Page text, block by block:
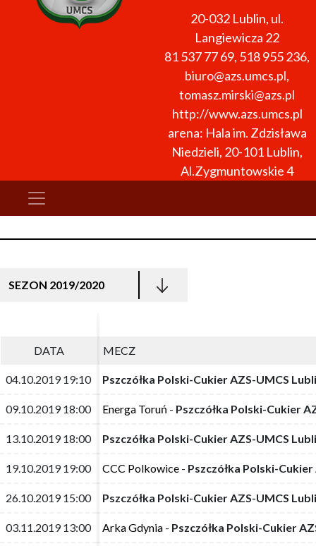
20-032 Lublin, ul.
Langiewicza 22
81 537 77 69, 518 955 236,
biuro@azs.umcs.pl,
tomasz.mirski@azs.pl
http://www.azs.umcs.pl
arena: Hala im. Zdzisława
Niedzieli, 20-101 Lublin,
Al.Zygmuntowskie 4
SEZON 2019/2020
DATA MECZ
04.10.2019 19:10 Pszczółka Polski-Cukier AZS-UMCS
09.10.2019 18:00 Energa Toruń - Pszczółka Polski-Cukier
13.10.2019 18:00 Pszczółka Polski-Cukier AZS-UMCS
19.10.2019 19:00 CCC Polkowice - Pszczółka Polski-
26.10.2019 15:00 Pszczółka Polski-Cukier AZS-UMCS
03.11.2019 13:00 Arka Gdynia - Pszczółka Polski-Cukier
DATA MECZ
04.10.2019 19:10 Pszczółka Polski-Cukier AZS-UMCS
09.10.2019 18:00 Energa Toruń - Pszczółka Polski-Cukier
13.10.2019 18:00 Pszczółka Polski-Cukier AZS-UMCS
19.10.2019 19:00 CCC Polkowice - Pszczółka Polski-
26.10.2019 15:00 Pszczółka Polski-Cukier AZS-UMCS
03.11.2019 13:00 Arka Gdynia - Pszczółka Polski-Cukier